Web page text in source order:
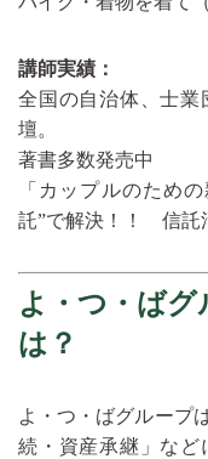
講師実績：
全国の自治体、士業
壇。
著書多数発売中
「カップルのため
託”で解決！！ 信託
よ・つ・ばグ
は？
よ・つ・ばグループ
続・資産承継」など